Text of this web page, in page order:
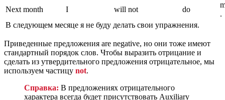
Next month
I will not do
.
В следующем месяце я не буду делать свои упражнения.
Приведенные предложения are negative, но они тоже имеют
стандартный порядок слов. Чтобы выразить отрицание и
сделать из утвердительного предложения отрицательное, мы
используем частицу not.
Справка: В предложениях отрицательного
характера всегда будет присутствовать Auxiliary